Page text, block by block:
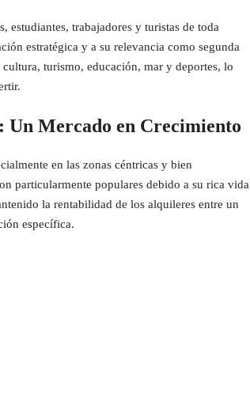
estudiantes, trabajadores y turistas de toda
estratégica y a su relevancia como segunda
turismo, educación, mar y deportes, lo
Un Mercado en Crecimiento
en las zonas céntricas y bien
particularmente populares debido a su rica vida
la rentabilidad de los alquileres entre un
específica.